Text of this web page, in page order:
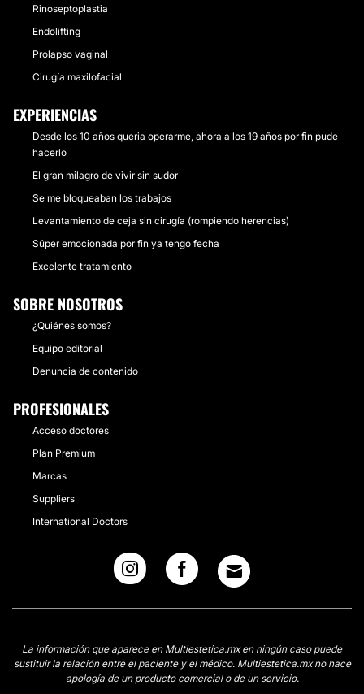
Rinoseptoplastia
Endolifting
Prolapso vaginal
Cirugía maxilofacial
EXPERIENCIAS
Desde los 10 años queria operarme, ahora a los 19 años por fin pude
hacerlo
El gran milagro de vivir sin sudor
Se me bloqueaban los trabajos
Levantamiento de ceja sin cirugía (rompiendo herencias)
Súper emocionada por fin ya tengo fecha
Excelente tratamiento
SOBRE NOSOTROS
¿Quiénes somos?
Equipo editorial
Denuncia de contenido
PROFESIONALES
Acceso doctores
Plan Premium
Marcas
Suppliers
International Doctors
La información que aparece en Multiestetica.mx en ningún caso puede
sustituir la relación entre el paciente y el médico. Multiestetica.mx no hace
apología de un producto comercial o de un servicio.